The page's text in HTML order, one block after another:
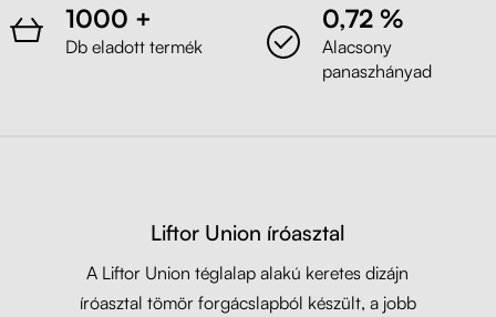
1000 +
Db eladott termék
0,72 %
Alacsony
panaszhányad
Liftor Union íróasztal
A Liftor Union téglalap alakú keretes dizájn
íróasztal tömör forgácslapból készült, a jobb